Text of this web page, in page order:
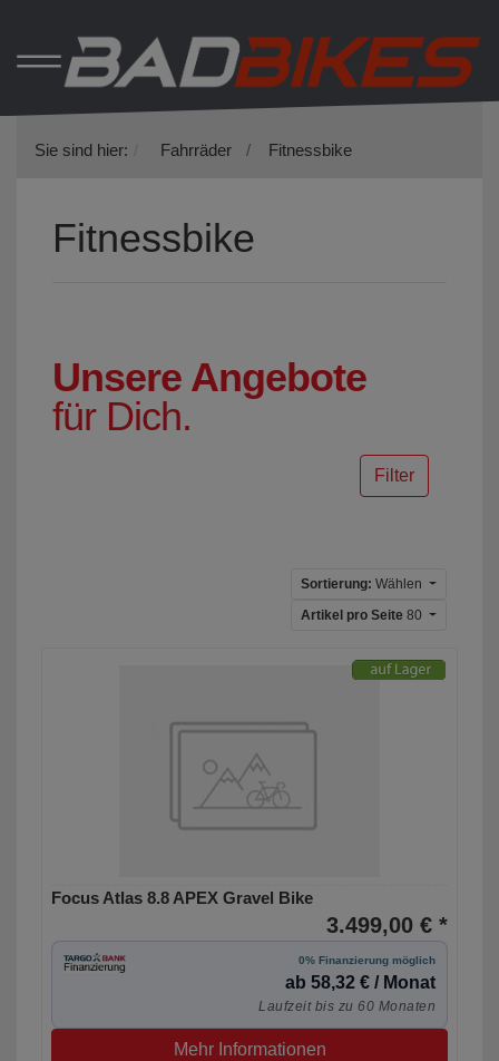
Sie sind hier: Fahrräder Fitnessbike
Fitnessbike
Unsere Angebote
für Dich.
Filter
Sortierung: Wählen
Artikel pro Seite 80
Focus Atlas 8.8 APEX Gravel Bike
3.499,00 € *
0% Finanzierung möglich
ab 58,32 € / Monat
Laufzeit bis zu 60 Monaten
Mehr Informationen